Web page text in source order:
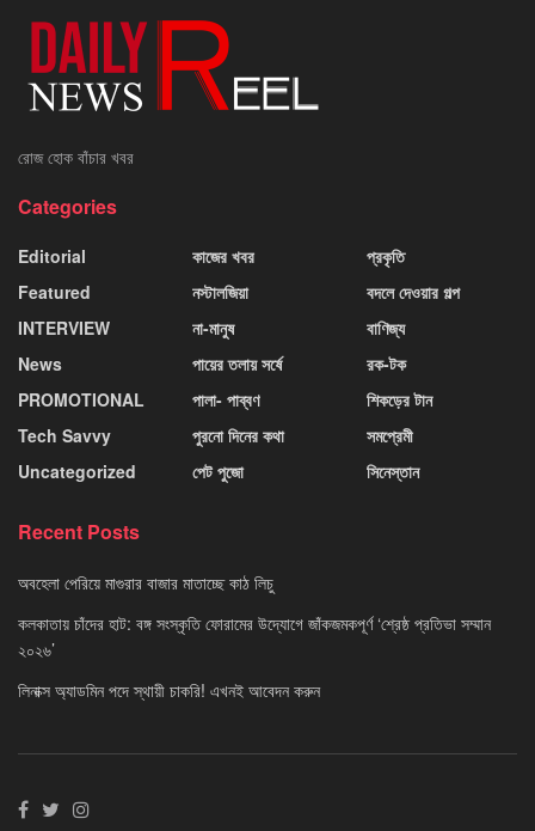
রোজ হোক বাঁচার খবর
Categories
Editorial
Featured
INTERVIEW
News
PROMOTIONAL
Tech Savvy
Uncategorized
কাজের খবর
নস্টালজিয়া
না-মানুষ
পায়ের তলায় সর্ষে
পালা- পাব্বণ
পুরনো দিনের কথা
পেট পুজো
প্রকৃতি
বদলে দেওয়ার গল্প
বাণিজ্য
রক-টক
শিকড়ের টান
সমপ্রেমী
সিনেস্তান
Recent Posts
অবহেলা পেরিয়ে মাগুরার বাজার মাতাচ্ছে কাঠ লিচু
কলকাতায় চাঁদের হাট: বঙ্গ সংস্কৃতি ফোরামের উদ্যোগে জাঁকজমকপূর্ণ ‘শ্রেষ্ঠ প্রতিভা সম্মান
২০২৬’
লিনাক্স অ্যাডমিন পদে স্থায়ী চাকরি! এখনই আবেদন করুন